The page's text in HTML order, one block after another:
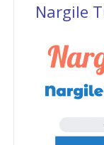
Nargile